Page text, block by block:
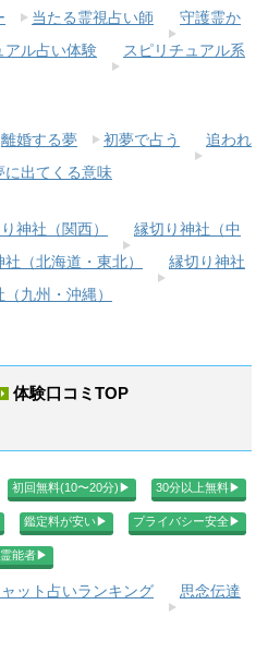
当たる霊視占い師
守護霊か
アル占い体験
スピリチュアル系
離婚する夢 初夢で占う
追われ
に出てくる意味
神社（関西）
縁切り神社（中
（北海道・東北）
縁切り神社
九州・沖縄）
体験口コミTOP
初回無料(10〜20分)▶︎ 30分以上無料▶︎
鑑定料が安い▶︎ プライバシー安全▶︎
能者▶︎
ット占いランキング
思念伝達